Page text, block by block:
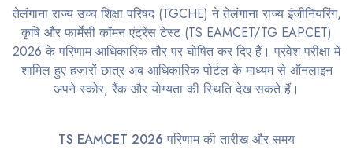
तेलंगाना राज्य उच्च शिक्षा परिषद (TGCHE) ने तेलंगाना राज्य इंजीनियरिंग,
कृषि और फार्मेसी कॉमन एंट्रेंस टेस्ट (TS EAMCET/TG EAPCET)
2026 के परिणाम आधिकारिक तौर पर घोषित कर दिए हैं। प्रवेश परीक्षा में
शामिल हुए हज़ारों छात्र अब आधिकारिक पोर्टल के माध्यम से ऑनलाइन
अपने स्कोर, रैंक और योग्यता की स्थिति देख सकते हैं।
TS EAMCET 2026 परिणाम की तारीख और समय